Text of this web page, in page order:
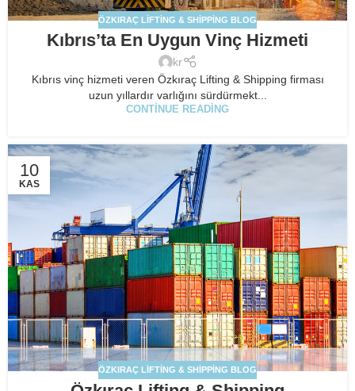
ÖZKIRAÇ LIFTING & SHIPPING BLOG
Kıbrıs’ta En Uygun Vinç Hizmeti
kr
Kıbrıs vinç hizmeti veren Özkıraç Lifting & Shipping firması
uzun yıllardır varlığını sürdürmekt...
CONTINUE READING
10
KAS
ÖZKIRAÇ LIFTING & SHIPPING BLOG